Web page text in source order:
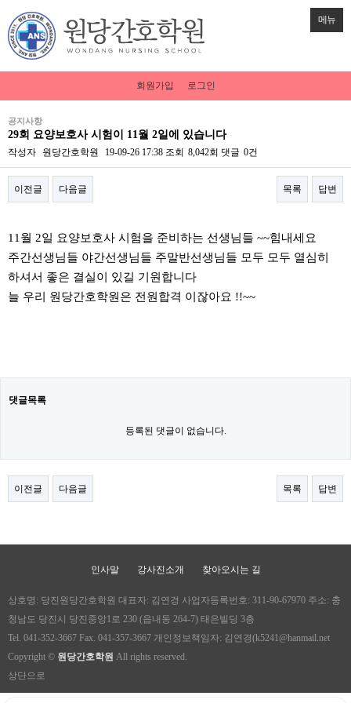
메뉴
회원가입 로그인
공지사항
29회 요양보호사 시험이 11월 2일에 있습니다
작성자 원당간호학원 19-09-26 17:38 조회 8,042회 댓글 0건
이전글 다음글 목록 답변
11월 2일 요양보호사 시험을 준비하는 선생님들 ~~힘내세요
주간선생님들 야간선생님들 주말반선생님들 모두 모두 열심히
하셔서 좋은 결실이 있길 기원합니다
늘 우리 원당간호학원은 전원합격 이잖아요 !!~~
댓글목록
등록된 댓글이 없습니다.
이전글 다음글 목록 답변
인사말 강사진소개 찾아오시는 길
상호명: 당진원당간호학원 대표자: 김연경 사업자등록번호: 311-90-67970 주소: 충
청남도 당진시 당진중앙1로 230 (읍내동 264-7) 태은빌딩 3층
Tel. 041-352-3667 Fax. 041-357-3667 개인정보책임자: 김연경(k5241@hanmail.net
Copyright © 원당간호학원 All rights reserved.
상단으로